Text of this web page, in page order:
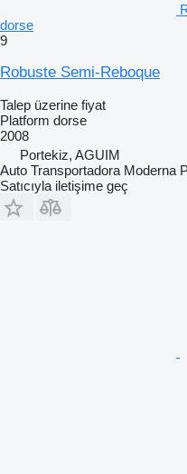
dorse
9
Robuste Semi-Reboque
Talep üzerine fiyat
Platform dorse
2008
Portekiz, AGUIM
Auto Transportadora Moderna
Satıcıyla iletişime geç